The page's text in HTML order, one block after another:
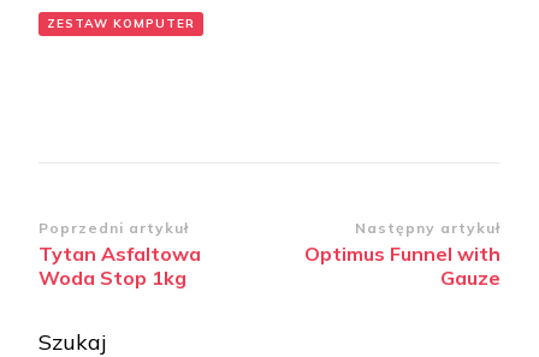
ZESTAW KOMPUTER
Zobacz
wpisy
Poprzedni artykuł
Tytan Asfaltowa
Woda Stop 1kg
Następny artykuł
Optimus Funnel with
Gauze
Szukaj